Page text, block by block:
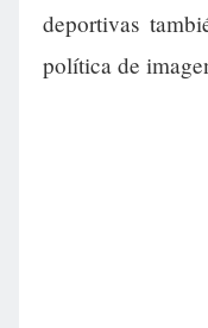
deportivas
política de